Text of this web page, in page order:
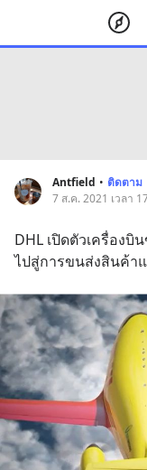
Antfield • ติดตาม
7 ส.ค. 2021 เวลา
DHL เปิดตัวเครื่อง
ไปสู่การขนส่งสินค้